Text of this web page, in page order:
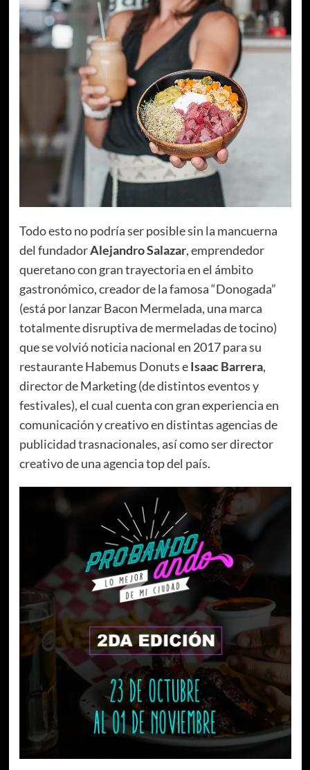
Todo esto no podría ser posible sin la mancuerna
del fundadorAlejandro Salazar, emprendedor
queretano con gran trayectoria en el ámbito
gastronómico, creador de la famosa “Donogada”
(está por lanzar Bacon Mermelada, una marca
totalmente disruptiva de mermeladas de tocino)
que se volvió noticia nacional en 2017 para su
restaurante Habemus Donuts eIsaac Barrera,
director de Marketing (de distintos eventos y
festivales), el cual cuenta con gran experiencia en
comunicación y creativo en distintas agencias de
publicidad trasnacionales, así como ser director
creativo de una agencia top del país.